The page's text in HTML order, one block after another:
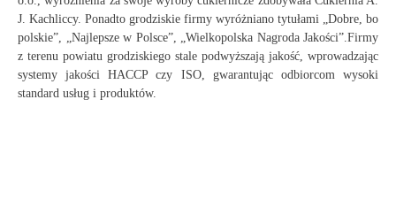
J. Kachliccy. Ponadto grodziskie firmy wyróżniano tytułami „Dobre, bo
polskie”, „Najlepsze w Polsce”, „Wielkopolska Nagroda Jakości”.Firmy
z terenu powiatu grodziskiego stale podwyższają jakość, wprowadzając
systemy jakości HACCP czy ISO, gwarantując odbiorcom wysoki
standard usług i produktów.